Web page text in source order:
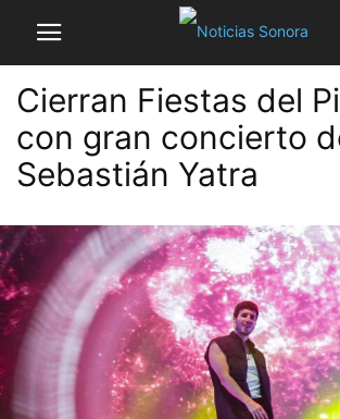
Cierran Fiestas del
con gran concierto
Sebastián Yatra